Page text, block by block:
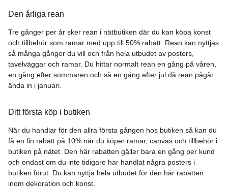
Den årliga rean
Tre gånger per år sker rean i nätbutiken där du kan köpa konst
och tillbehör som ramar med upp till 50% rabatt. Rean kan nyttjas
så många gånger du vill och från hela utbudet av posters,
tavelväggar och ramar. Du hittar normalt rean en gång på våren,
en gång efter sommaren och så en gång efter jul då rean pågår
ända in i januari.
Ditt första köp i butiken
När du handlar för den allra första gången hos butiken så kan du
få en fin rabatt på 10% när du köper ramar, canvas och tillbehör i
butiken på nätet. Den här rabatten gäller bara en gång per kund
och endast om du inte tidigare har handlat några posters i
butiken förut. Du kan nyttja hela utbudet för den här rabatten
inom dekoration och konst.